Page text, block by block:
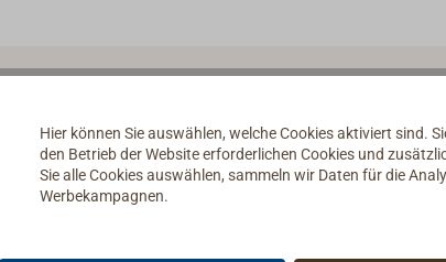
Hier können Sie auswählen, welche Cookies aktiviert sind.
den Betrieb der Website erforderlichen Cookies und
Sie alle Cookies auswählen, sammeln wir Daten für die
Werbekampagnen.